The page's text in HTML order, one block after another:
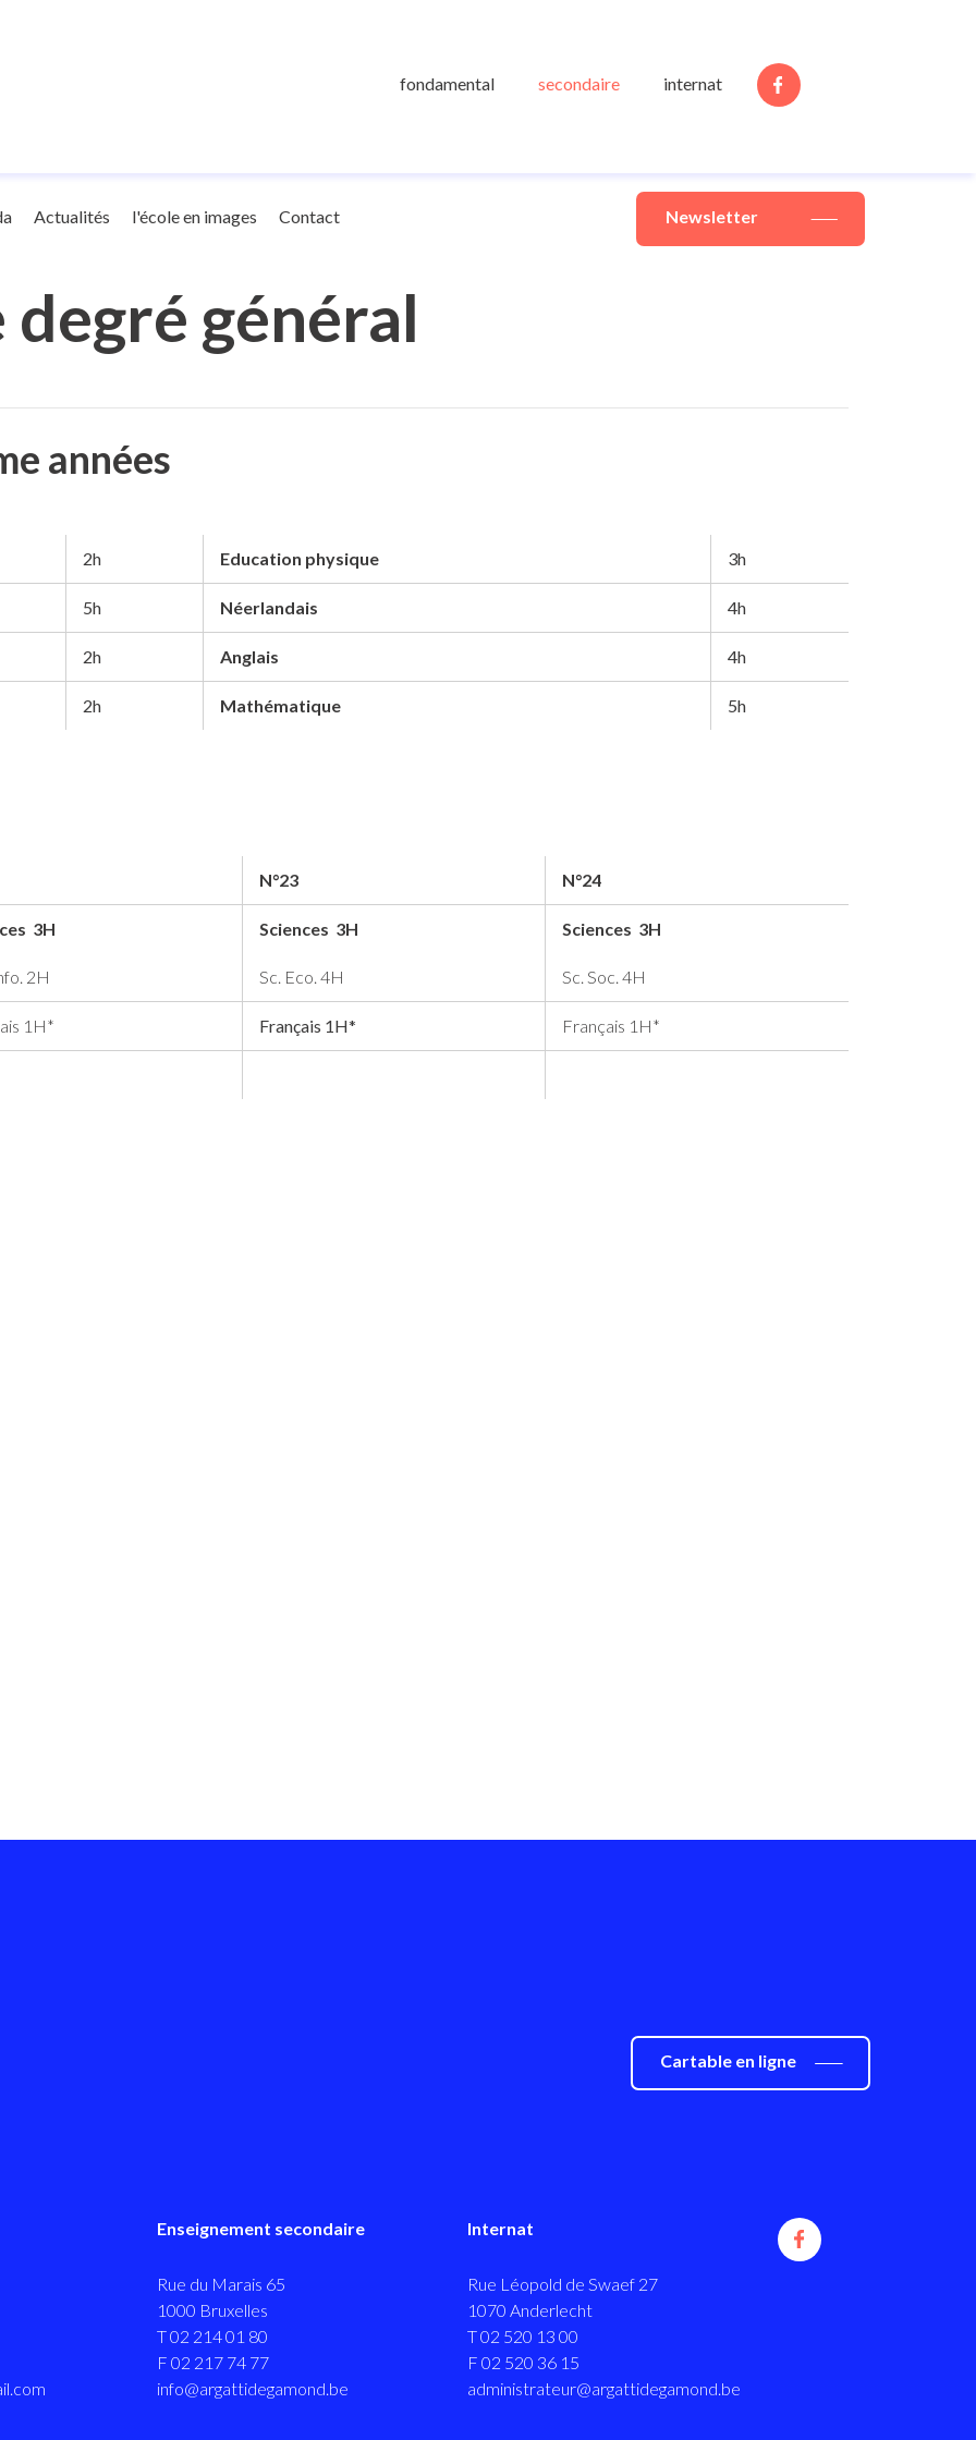
fondamental secondaire internat
Actualités l'école en images Contact Newsletter
degré général
années
2h Education physique 3h
5h Néerlandais 4h
2h Anglais 4h
2h Mathématique 5h
N°23 N°24
3H Sciences 3H Sciences 3H
2H Sc. Eco. 4H Sc. Soc. 4H
1H* Français 1H* Français 1H*
Cartable en ligne
Enseignement secondaire
Rue du Marais 65
1000 Bruxelles
T 02 214 01 80
F 02 217 74 77
info@argattidegamond.be
Internat
Rue Léopold de Swaef 27
1070 Anderlecht
T 02 520 13 00
F 02 520 36 15
administrateur@argattidegamond.be